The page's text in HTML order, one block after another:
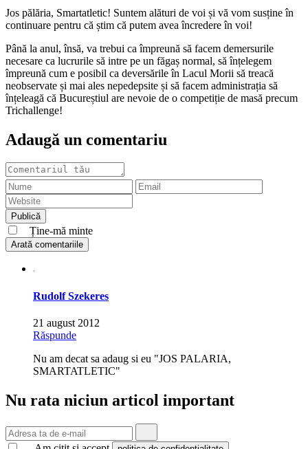
Jos pălăria, Smartatletic! Suntem alături de voi și vă vom susține în
continuare pentru că știm că putem avea încredere în voi!
Până la anul, însă, va trebui ca împreună să facem demersurile
necesare ca lucrurile să intre pe un făgaș normal, să înțelegem
împreună cum e posibil ca deversările în Lacul Morii să treacă
neobservate și mai ales nepedepsite și să facem administrația să
înțeleagă că Bucureștiul are nevoie de o competiție de masă precum
Trichallenge!
Adaugă un comentariu
Ține-mă minte
Arată comentariile
Rudolf Szekeres
21 august 2012
Răspunde
Nu am decat sa adaug si eu "JOS PALARIA,
SMARTATLETIC"
Nu rata niciun articol important